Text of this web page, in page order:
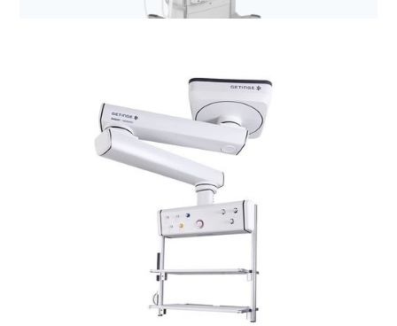
Anestezjologia i aparatura medyczna
Aparaty do znieczuleń z rodziny Flow (Flow-C,